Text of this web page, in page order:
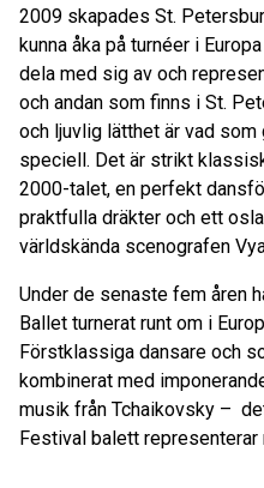
2009 skapades St.
kunna åka på turnéer i
dela med sig av och
och andan som finns i St.
och ljuvlig lätthet är vad
speciell. Det är strikt
2000-talet, en perfekt
praktfulla dräkter och ett
världskända scenografen
Under de senaste fem åren
Ballet turnerat runt om i
Förstklassiga dansare och
kombinerat med
musik från Tchaikovsky –
Festival balett representerar